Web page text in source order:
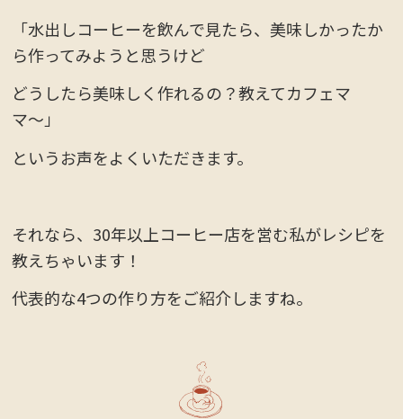
「水出しコーヒーを飲んで見たら、美味しかったか
ら作ってみようと思うけど
どうしたら美味しく作れるの？教えてカフェマ
マ〜」
というお声をよくいただきます。
それなら、30年以上コーヒー店を営む私がレシピを
教えちゃいます！
代表的な4つの作り方をご紹介しますね。